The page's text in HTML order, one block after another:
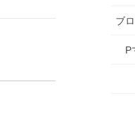
ブ
P